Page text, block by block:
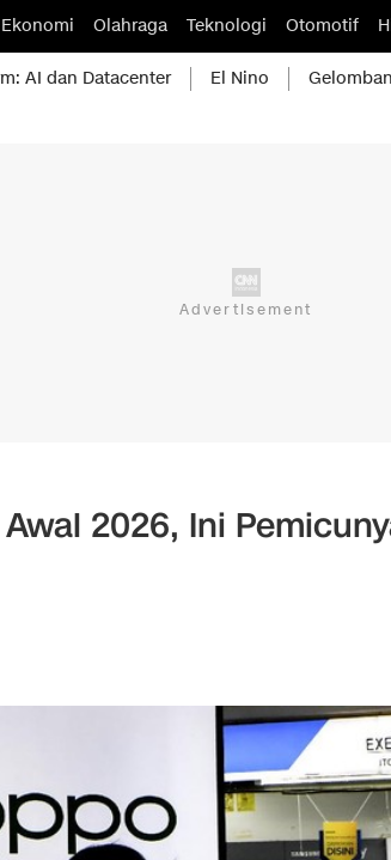
Ekonomi Olahraga Teknologi Otomotif
AI dan Datacenter El Nino
2026, Ini